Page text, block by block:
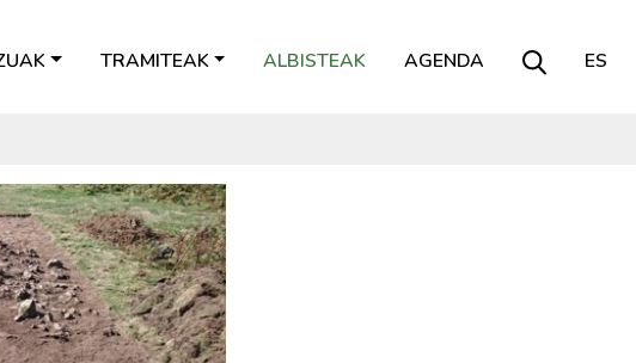
TRAMITEAK ALBISTEAK AGENDA ES